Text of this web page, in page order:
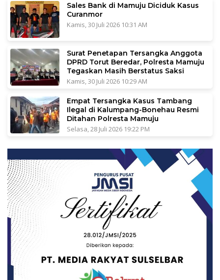
Sales Bank di Mamuju Diciduk Kasus
Curanmor
Kamis, 30 Juli 2026 10:31 AM
Surat Penetapan Tersangka Anggota
DPRD Torut Beredar, Polresta Mamuju
Tegaskan Masih Berstatus Saksi
Kamis, 30 Juli 2026 10:29 AM
Empat Tersangka Kasus Tambang
Ilegal di Kalumpang-Bonehau Resmi
Ditahan Polresta Mamuju
Selasa, 28 Juli 2026 19:22 PM